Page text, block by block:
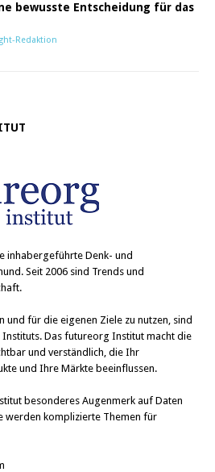
bewusste Entscheidung für das
Redaktion
inhabergeführte Denk- und
Seit 2006 sind Trends und
und für die eigenen Ziele zu nutzen, sind
Das futureorg Institut macht die
und verständlich, die Ihr
und Ihre Märkte beeinflussen.
besonderes Augenmerk auf Daten
werden komplizierte Themen für